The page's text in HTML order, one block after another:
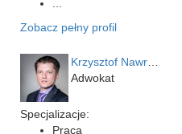
Zobacz pełny profil
Adwokat
Specjalizacje:
Praca